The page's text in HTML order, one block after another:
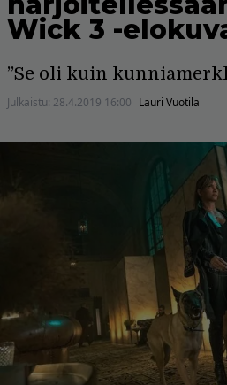
Wick 3 -
”Se oli kuin
Julkaistu: 28.4.2019 16:00 Lauri Vuotila